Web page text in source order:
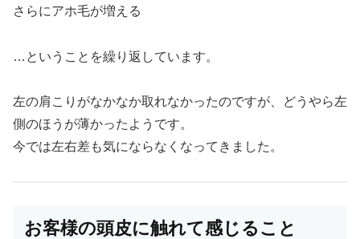
さらにアホ毛が増える
…ということを繰り返しています。
左の肩こりがなかなか取れなかったのですが、どうやら左
側のほうが薄かったようです。
今では左右差も気にならなくなってきました。
お客様の頭皮に触れて感じること